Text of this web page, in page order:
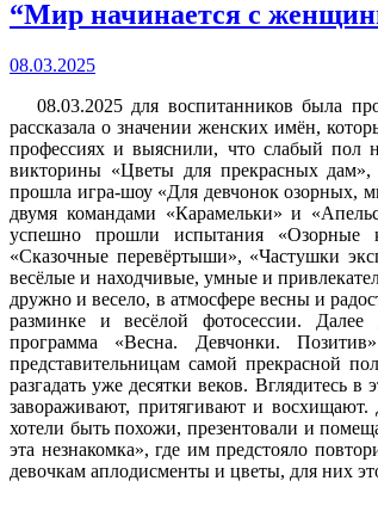
“Мир начинается с
08.03.2025
08.03.2025 для воспитанников была
рассказала о значении женских имён,
профессиях и выяснили, что слабый пол
викторины «Цветы для прекрасных
прошла игра-шоу «Для девчонок озорных,
двумя командами «Карамельки» и
успешно прошли испытания «Озорные
«Сказочные перевёртыши», «Частушки
весёлые и находчивые, умные и
дружно и весело, в атмосфере весны и
разминке и весёлой фотосессии. Далее
программа «Весна. Девчонки.
представительницам самой прекрасной
разгадать уже десятки веков. Вглядитесь
завораживают, притягивают и
хотели быть похожи, презентовали и
эта незнакомка», где им предстояло
девочкам аплодисменты и цветы, для них